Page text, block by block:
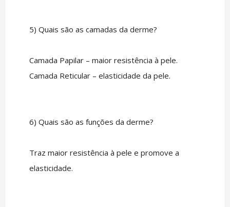
5) Quais são as camadas da derme?
Camada Papilar – maior resistência à pele.
Camada Reticular – elasticidade da pele.
6) Quais são as funções da derme?
Traz maior resistência à pele e promove a
elasticidade.